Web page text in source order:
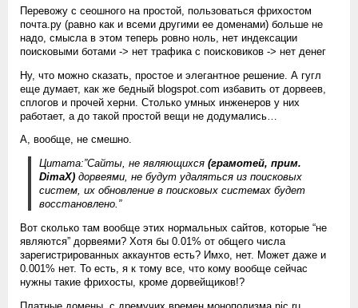
Перевожу с сеошного на простой, пользоваться фрихостом
почта.ру (равно как и всеми другими ее доменами) больше не
надо, смысла в этом теперь ровно ноль, нет индексации
поисковыми ботами -> нет трафика с поисковиков -> нет денег
Ну, что можно сказать, простое и элегантное решение. А гугл
еще думает, как же бедный blogspot.com избавить от дорвеев,
сплогов и прочей херни. Столько умных инженеров у них
работает, а до такой простой вещи не додумались…
А, вообще, не смешно.
Цитата:”Сайты, не являющихся (грамотей, прим.
DimaX) дорвеями, не будут удаляться из поисковых
систем, их обновление в поисковых системах будет
восстановлено.”
Вот сколько там вообще этих нормальных сайтов, которые “не
являются” дорвеями? Хотя бы 0.01% от общего числа
зарегистрированных аккаунтов есть? Имхо, нет. Может даже и
0.001% нет. То есть, я к тому все, что кому вообще сейчас
нужны такие фрихосты, кроме дорвейщиков!?